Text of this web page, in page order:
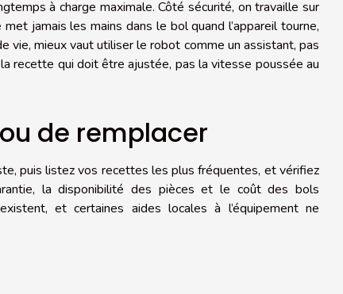
à charge maximale. Côté sécurité, on travaille sur
jamais les mains dans le bol quand l’appareil tourne,
vie, mieux vaut utiliser le robot comme un assistant, pas
recette qui doit être ajustée, pas la vitesse poussée au
de remplacer
puis listez vos recettes les plus fréquentes, et vérifiez
la disponibilité des pièces et le coût des bols
et certaines aides locales à l’équipement ne